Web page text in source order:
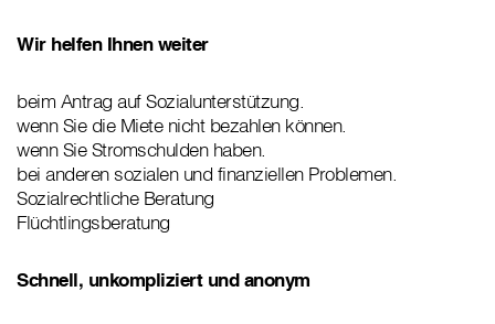
Wir helfen Ihnen weiter
beim Antrag auf Sozialunterstützung.
wenn Sie die Miete nicht bezahlen können.
wenn Sie Stromschulden haben.
bei anderen sozialen und finanziellen Problemen.
Sozialrechtliche Beratung
Flüchtlingsberatung
Schnell, unkompliziert und anonym